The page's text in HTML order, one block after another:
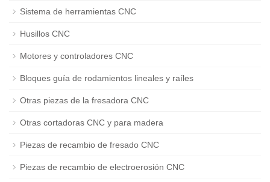
Sistema de herramientas CNC
Husillos CNC
Motores y controladores CNC
Bloques guía de rodamientos lineales y raíles
Otras piezas de la fresadora CNC
Otras cortadoras CNC y para madera
Piezas de recambio de fresado CNC
Piezas de recambio de electroerosión CNC